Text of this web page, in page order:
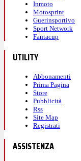
Inmoto
Motosprint
Guerinsportivo
Sport Network
Fantacup
UTILITY
Abbonamenti
Prima Pagina
Store
Pubblicità
Rss
Site Map
Registrati
ASSISTENZA